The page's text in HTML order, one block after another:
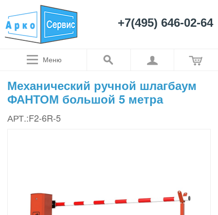
+7(495) 646-02-64
Меню
Механический ручной шлагбаум
ФАНТОМ большой 5 метра
АРТ.:F2-6R-5